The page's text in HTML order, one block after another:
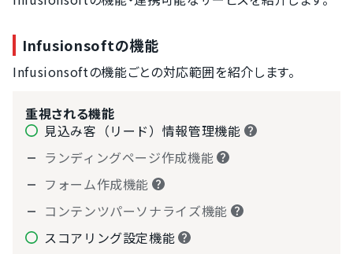
Infusionsoftの機能
Infusionsoftの機能ごとの対応範囲を紹介します。
重視される機能
見込み客（リード）情報管理機能
ランディングページ作成機能
フォーム作成機能
コンテンツパーソナライズ機能
スコアリング設定機能